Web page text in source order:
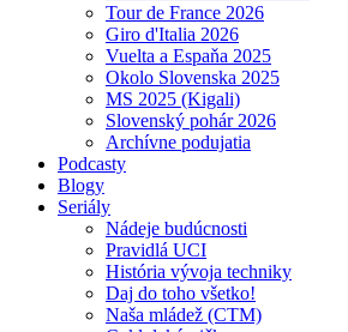
Tour de France 2026
Giro d'Italia 2026
Vuelta a Espaňa 2025
Okolo Slovenska 2025
MS 2025 (Kigali)
Slovenský pohár 2026
Archívne podujatia
Podcasty
Blogy
Seriály
Nádeje budúcnosti
Pravidlá UCI
História vývoja techniky
Daj do toho všetko!
Naša mládež (CTM)